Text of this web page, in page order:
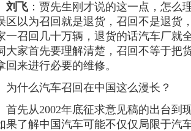
刘飞 ：贾先生刚才说的这一点，怎么
区以为召回就是退货，召回不是退货
一召回几十万辆，退货的话汽车厂就
大家首先要理解清楚，召回不等于把
回来进行必要的维修。
么汽车召回在中国这么漫长？
从2002年底征求意见稿的出台到
果了解中国汽车可能不仅仅局限于汽